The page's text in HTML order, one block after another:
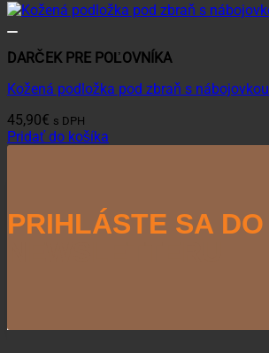
DARČEK PRE POĽOVNÍKA
Kožená podložka pod zbraň s nábojovkou
45,90€ s DPH
Pridať do košíka
PRIHLÁSTE SA DO